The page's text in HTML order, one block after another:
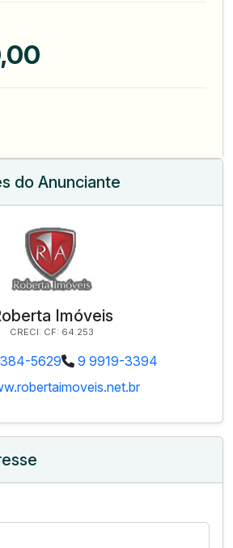
do Anunciante
Imóveis
CRECI: CF: 64.253
5629
9 9919-3394